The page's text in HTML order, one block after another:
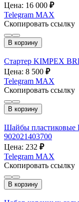
Цена: 16 000 ₽
Telegram MAX
Скопировать ссылку
В корзину
Стартер KIMPEX
Цена: 8 500 ₽
Telegram MAX
Скопировать ссылку
В корзину
Шайбы пластиковые
902021403700
Цена: 232 ₽
Telegram MAX
Скопировать ссылку
В корзину